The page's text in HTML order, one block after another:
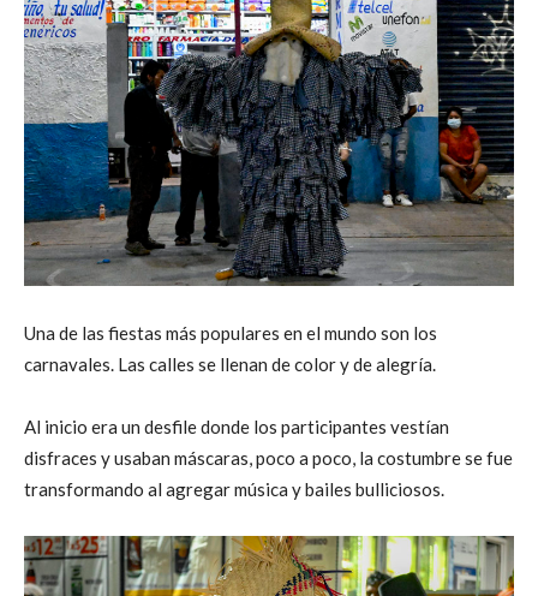
Una de las fiestas más populares en el mundo son los
carnavales. Las calles se llenan de color y de alegría.
Al inicio era un desfile donde los participantes vestían
disfraces y usaban máscaras, poco a poco, la costumbre se fue
transformando al agregar música y bailes bulliciosos.